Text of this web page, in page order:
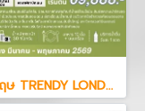
ทัวร์อังกฤษ TRENDY LONDON ENGLAND STONEHENGE BATHS 7 วัน 4 คืน